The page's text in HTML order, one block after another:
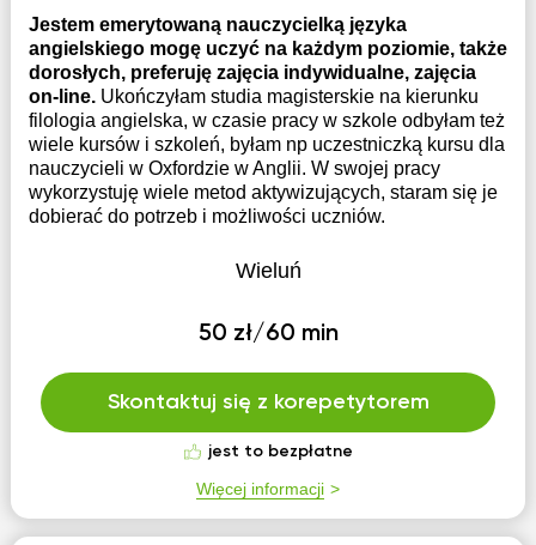
Jestem emerytowaną nauczycielką języka
angielskiego mogę uczyć na każdym poziomie, także
dorosłych, preferuję zajęcia indywidualne, zajęcia
on-line. Ukończyłam studia magisterskie na kierunku
filologia angielska, w czasie pracy w szkole odbyłam też
wiele kursów i szkoleń, byłam np uczestniczką kursu dla
nauczycieli w Oxfordzie w Anglii. W swojej pracy
wykorzystuję wiele metod aktywizujących, staram się je
dobierać do potrzeb i możliwości uczniów.
Wieluń
50 zł/60 min
Skontaktuj się z korepetytorem
jest to bezpłatne
Więcej informacji